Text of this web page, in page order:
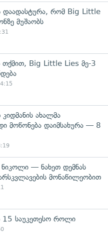
დაადასტურა, რომ Big Little
მუშაობს
თქმით, Big Little Lies მე-3
ახალმა
მოწონება დაიმსახურა — 8
— ნახეთ დემნას
მონაწილეობით
15 საუკეთესო როლი